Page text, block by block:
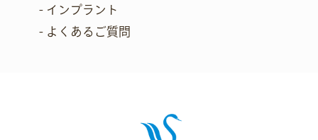
- インプラント
- よくあるご質問